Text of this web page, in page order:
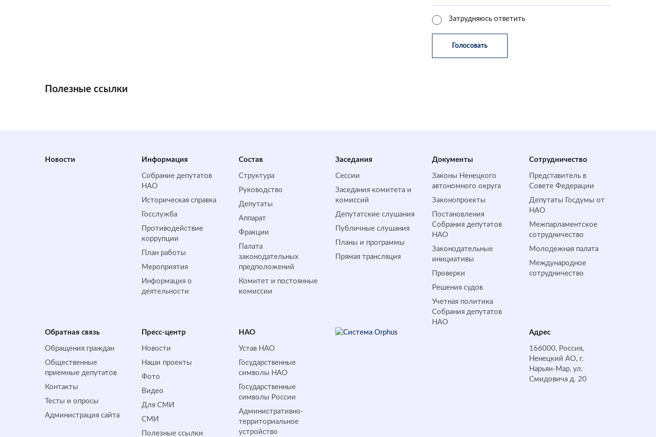
Затрудняюсь ответить
Полезные ссылки
Новости Информация
Собрание депутатов
НАО
Историческая справка
Госслужба
Противодействие
коррупции
План работы
Мероприятия
Информация о
деятельности
Состав
Структура
Руководство
Депутаты
Аппарат
Фракции
Палата
законодательных
предположений
Комитет и постоянные
комиссии
Заседания
Сессии
Заседания комитета и
комиссий
Депутатские слушания
Публичные слушания
Планы и программы
Прямая трансляция
Документы
Законы Ненецкого
автономного округа
Законопроекты
Постановления
Собрания депутатов
НАО
Законодательные
инициативы
Проверки
Решения судов
Учетная политика
Собрания депутатов
НАО
Сотрудничество
Представитель в
Совете Федерации
Депутаты Госдумы от
НАО
Межпарламентское
сотрудничество
Молодежная палата
Международное
сотрудничество
Обратная cвязь
Обращения граждан
Общественные
приемные депутатов
Контакты
Тесты и опросы
Администрация сайта
Пресс-центр
Новости
Наши проекты
Фото
Видео
Для СМИ
СМИ
Полезные ссылки
НАО
Устав НАО
Государственные
символы НАО
Государственные
символы России
Административно-
территориальное
устройство
Адрес
166000, Россия,
Ненецкий АО, г.
Нарьян-Мар, ул.
Смидовича д. 20